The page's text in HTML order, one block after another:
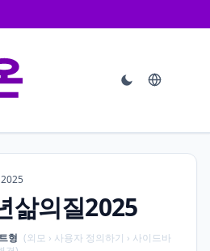
삶의질2025
형 (외모 › 사용자 정의하기 › 사이드바